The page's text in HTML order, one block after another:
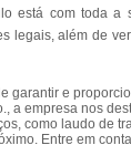
está com toda a
legais, além de
garantir e
a empresa nos
como laudo de
Entre em